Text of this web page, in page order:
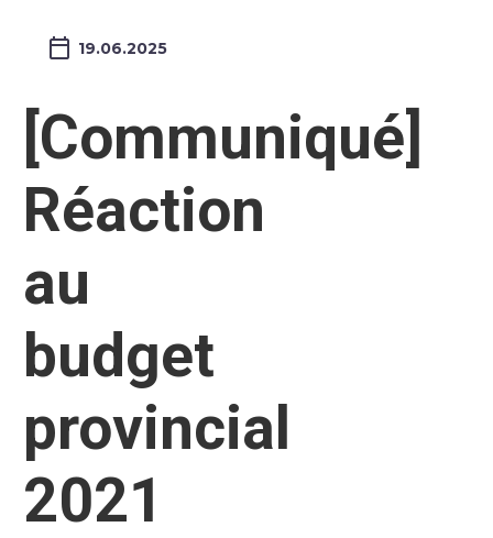
19.06.2025
[Communiqué]
Réaction
au
budget
provincial
2021